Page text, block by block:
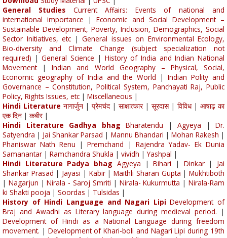
General Studies
Current Affairs: Events of national and
international importance |Economic and Social Development –
Sustainable Development, Poverty, Inclusion, Demographics, Social
Sector Initiatives, etc | General issues on Environmental Ecology,
Bio-diversity and Climate Change (subject specialization not
required) |General Science | History of India and Indian National
Movement|Indian and World Geography – Physical, Social,
Economic geography of India and the World |Indian Polity and
Governance – Constitution, Political System, Panchayati Raj, Public
Policy, Rights Issues, etc | Miscellaneous |
Hindi Literature नागार्जुन | प्रेमचंद | साक्षात्कार| सूरदास| विविध| आषाढ़ का
एक दिन | कबीर|
Hindi Literature Gadhya bhag Bharatendu | Agyeya | Dr.
Satyendra | Jai Shankar Parsad | Mannu Bhandari | Mohan Rakesh |
Phaniswar Nath Renu |Premchand | Rajendra Yadav- Ek Dunia
Samanantar | Ramchandra Shukla | vividh |Yashpal |
Hindi Literature Padya bhag Agyeya |Bihari | Dinkar| Jai
Shankar Prasad | Jayasi | Kabir|Maithli Sharan Gupta |Mukhtiboth
| Nagarjun |Nirala - Saroj Smriti | Nirala- Kukurmutta |Nirala-Ram
ki Shakti pooja | Soordas | Tulsidas |
History of Hindi Language and Nagari Lipi Development of
Braj and Awadhi as Literary language during medieval period. |
Development of Hindi as a National Language during freedom
movement. | Development of Khari-boli and Nagari Lipi during 19th